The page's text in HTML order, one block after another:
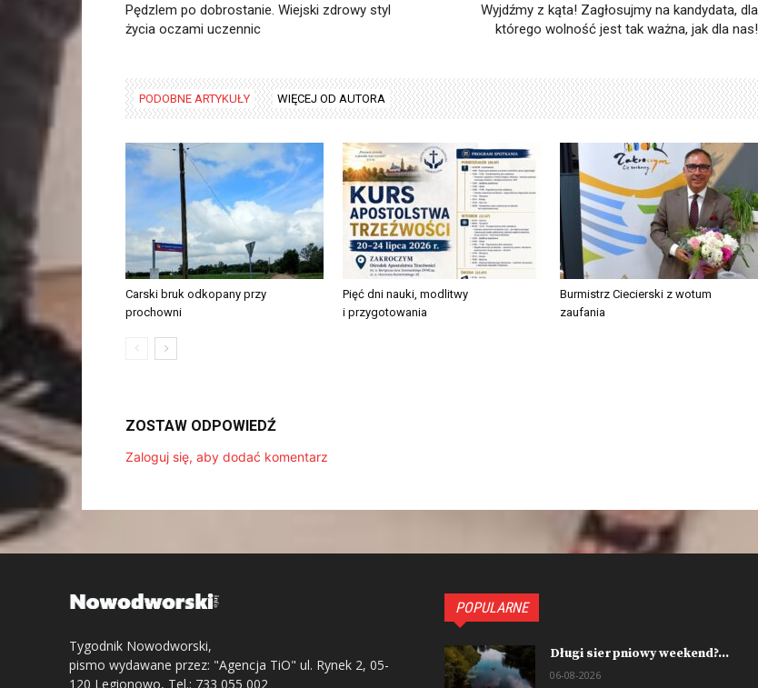
Pędzlem po dobrostanie. Wiejski zdrowy styl
życia oczami uczennic
Wyjdźmy z kąta! Zagłosujmy na kandydata, dla
którego wolność jest tak ważna, jak dla nas!
PODOBNE ARTYKUŁY WIĘCEJ OD AUTORA
Carski bruk odkopany przy
prochowni
Pięć dni nauki, modlitwy
i przygotowania
Burmistrz Ciecierski z wotum
zaufania
ZOSTAW ODPOWIEDŹ
Zaloguj się, aby dodać komentarz
Tygodnik Nowodworski,
pismo wydawane przez: "Agencja TiO" ul. Rynek 2, 05-
120 Legionowo, Tel.: 733 055 002
POPULARNE
Długi sierpniowy weekend?...
06-08-2026